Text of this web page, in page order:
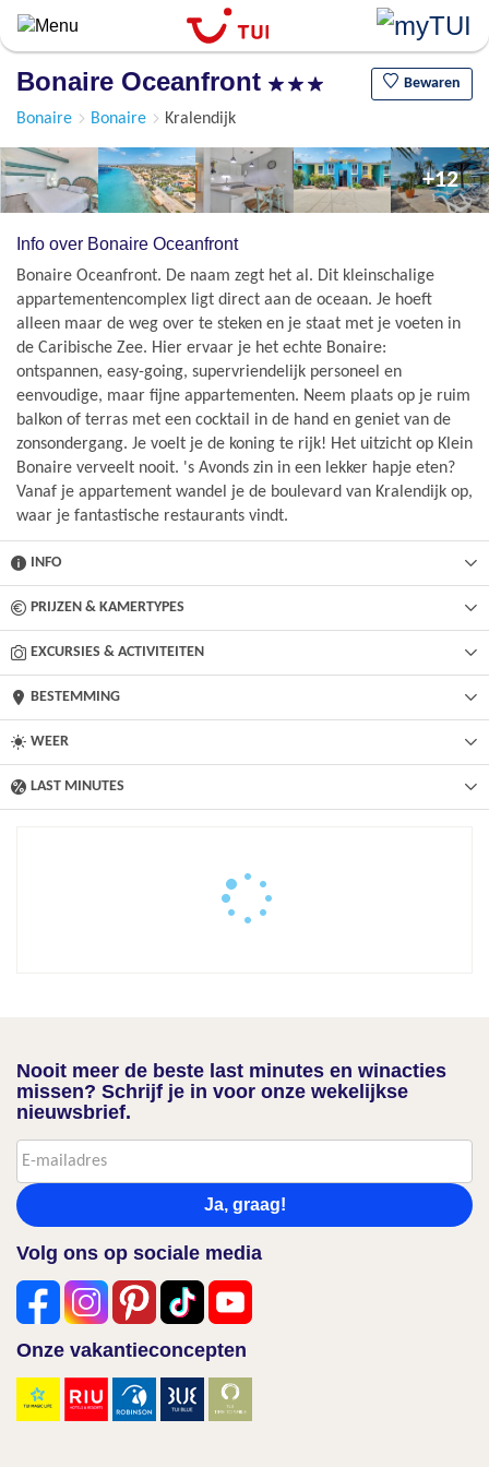
Overslaan
en
algemene
gaan
Bonaire Oceanfront Bewaren
Bonaire Bonaire Kralendijk
+12
Info over Bonaire Oceanfront
Bonaire Oceanfront. De naam zegt het al. Dit kleinschalige
appartementencomplex ligt direct aan de oceaan. Je hoeft
alleen maar de weg over te steken en je staat met je voeten in
de Caribische Zee. Hier ervaar je het echte Bonaire:
ontspannen, easy-going, supervriendelijk personeel en
eenvoudige, maar fijne appartementen. Neem plaats op je ruim
balkon of terras met een cocktail in de hand en geniet van de
zonsondergang. Je voelt je de koning te rijk! Het uitzicht op Klein
Bonaire verveelt nooit. 's Avonds zin in een lekker hapje eten?
Vanaf je appartement wandel je de boulevard van Kralendijk op,
waar je fantastische restaurants vindt.
INFO
PRIJZEN & KAMERTYPES
EXCURSIES & ACTIVITEITEN
BESTEMMING
WEER
LAST MINUTES
Nooit meer de beste last minutes en winacties
missen? Schrijf je in voor onze wekelijkse
nieuwsbrief.
Ja, graag!
Volg ons op sociale media
Onze vakantieconcepten